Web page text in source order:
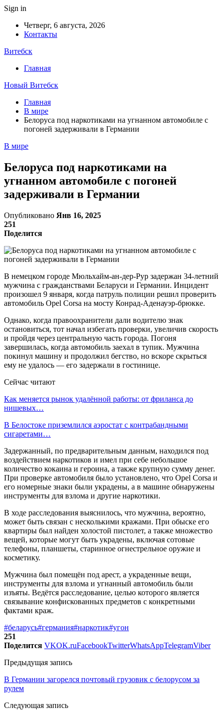
Sign in
Четверг, 6 августа, 2026
Контакты
Витебск
Главная
Новый Витебск
Главная
В мире
Белоруса под наркотиками на угнанном автомобиле с
погоней задерживали в Германии
В мире
Белоруса под наркотиками на
угнанном автомобиле с погоней
задерживали в Германии
Опубликовано Янв 16, 2025
251
Поделится
В немецком городе Мюльхайм-ан-дер-Рур задержан 34-летний
мужчина с гражданствами Беларуси и Германии. Инцидент
произошел 9 января, когда патруль полиции решил проверить
автомобиль Opel Corsa на мосту Конрад-Аденауэр-брюкке.
Однако, когда правоохранители дали водителю знак
остановиться, тот начал избегать проверки, увеличив скорость
и пройдя через центральную часть города. Погоня
завершилась, когда автомобиль заехал в тупик. Мужчина
покинул машину и продолжил бегство, но вскоре скрыться
ему не удалось — его задержали в гостинице.
Сейчас читают
Как меняется рынок удалённой работы: от фриланса до
нишевых…
В Белостоке приземлился аэростат с контрабандными
сигаретами…
Задержанный, по предварительным данным, находился под
воздействием наркотиков и имел при себе небольшое
количество кокаина и героина, а также крупную сумму денег.
При проверке автомобиля было установлено, что Opel Corsa и
его номерные знаки были украдены, а в машине обнаружены
инструменты для взлома и другие наркотики.
В ходе расследования выяснилось, что мужчина, вероятно,
может быть связан с несколькими кражами. При обыске его
квартиры был найден холостой пистолет, а также множество
вещей, которые могут быть украдены, включая сотовые
телефоны, планшеты, старинное огнестрельное оружие и
косметику.
Мужчина был помещён под арест, а украденные вещи,
инструменты для взлома и угнанный автомобиль были
изъяты. Ведётся расследование, целью которого является
связывание конфискованных предметов с конкретными
фактами краж.
#беларусь#германия#наркотик#угон
251
Поделится VKOK.ruFacebookTwitterWhatsAppTelegramViber
Предыдущая запись
В Германии загорелся почтовый грузовик с белорусом за
рулем
Следующая запись